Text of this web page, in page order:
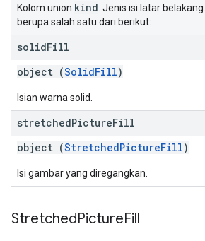
Kolom union kind . Jenis isi latar belakang.
berupa salah satu dari berikut:
solidFill
object (SolidFill)
Isian warna solid.
stretchedPictureFill
object (StretchedPictureFill)
Isi gambar yang diregangkan.
StretchedPictureFill